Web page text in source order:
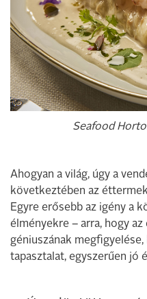
Seafood
Ahogyan a világ, úgy a
következtében az
Egyre erősebb az igény a
élményekre – arra, hogy
géniuszának
tapasztalat, egyszerűen jó